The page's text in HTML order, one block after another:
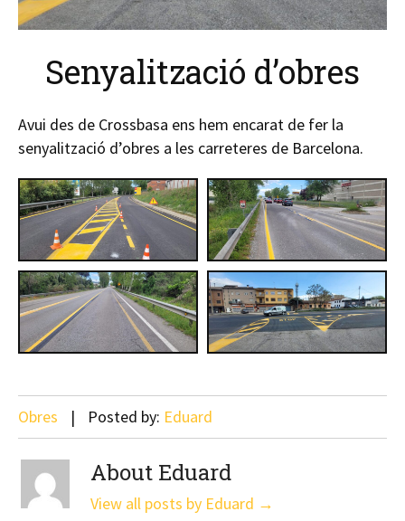
Senyalització d’obres
Avui des de Crossbasa ens hem encarat de fer la
senyalització d’obres a les carreteres de Barcelona.
Obres Posted by: Eduard
About Eduard
View all posts by Eduard →